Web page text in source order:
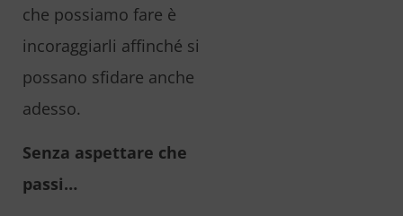
che possiamo fare è
incoraggiarli affinché si
possano sfidare anche
adesso.
Senza aspettare che
passi…